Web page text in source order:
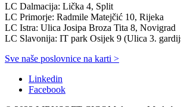
LC Dalmacija: Lička 4, Split
LC Primorje: Radmile Matejčić 10, Rijeka
LC Istra: Ulica Josipa Broza Tita 8, Novigrad
LC Slavonija: IT park Osijek 9 (Ulica 3.
Sve naše poslovnice na karti >
Linkedin
Facebook